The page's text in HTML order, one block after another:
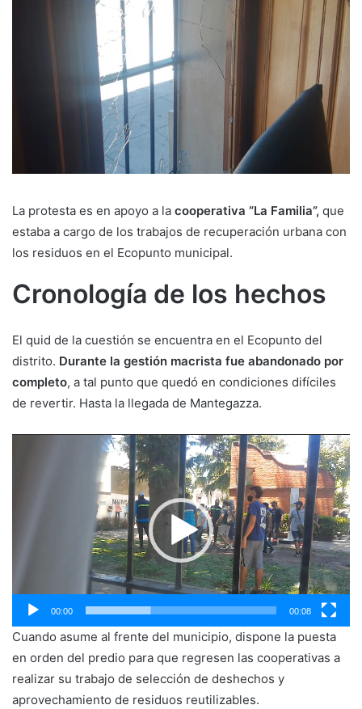
La protesta es en apoyo a la cooperativa “La Familia”, que
estaba a cargo de los trabajos de recuperación urbana con
los residuos en el Ecopunto municipal.
Cronología de los hechos
El quid de la cuestión se encuentra en el Ecopunto del
distrito. Durante la gestión macrista fue abandonado por
completo, a tal punto que quedó en condiciones difíciles
de revertir. Hasta la llegada de Mantegazza.
00:00 00:08
Cuando asume al frente del municipio, dispone la puesta
en orden del predio para que regresen las cooperativas a
realizar su trabajo de selección de deshechos y
aprovechamiento de residuos reutilizables.